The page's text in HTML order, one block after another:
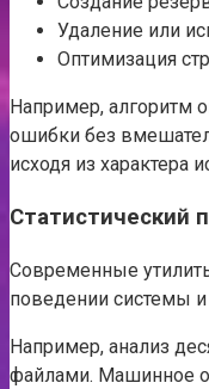
Удаление или
Оптимизация
Например, алгоритм
ошибки без
исходя из характера
Статистический
Современные
поведении системы
Например, анализ
файлами. Машинное